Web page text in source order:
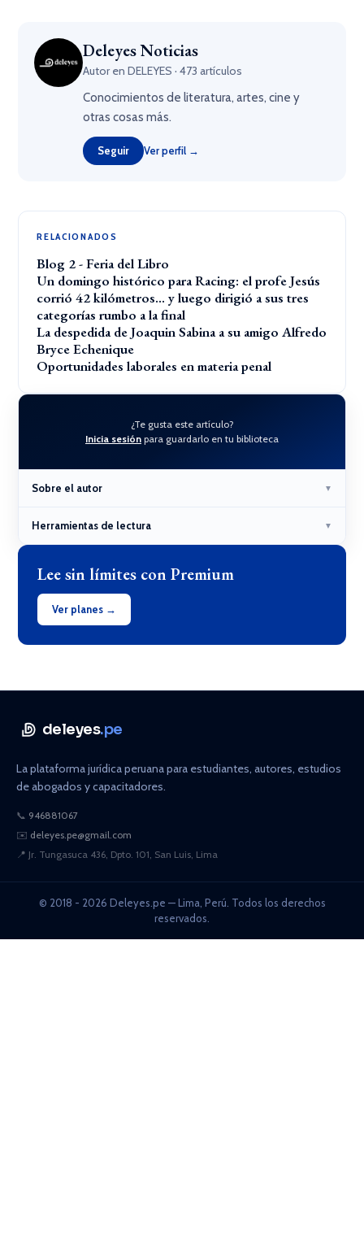
Deleyes Noticias
Autor en DELEYES · 473 artículos
Conocimientos de literatura, artes, cine y
otras cosas más.
Seguir Ver perfil →
RELACIONADOS
Blog 2 - Feria del Libro
Un domingo histórico para Racing: el profe Jesús
corrió 42 kilómetros… y luego dirigió a sus tres
categorías rumbo a la final
La despedida de Joaquin Sabina a su amigo Alfredo
Bryce Echenique
Oportunidades laborales en materia penal
¿Te gusta este artículo?
Inicia sesión para guardarlo en tu biblioteca
Sobre el autor ▼
Herramientas de lectura ▼
Lee sin límites con Premium
Ver planes →
deleyes.pe
La plataforma jurídica peruana para estudiantes, autores, estudios
de abogados y capacitadores.
📞 946881067
✉️ deleyes.pe@gmail.com
📍 Jr. Tungasuca 436, Dpto. 101, San Luis, Lima
© 2018 - 2026 Deleyes.pe — Lima, Perú. Todos los derechos
reservados.